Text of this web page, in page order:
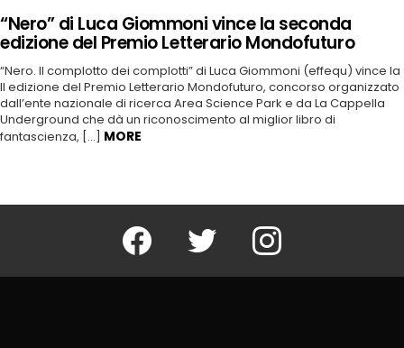
“Nero” di Luca Giommoni vince la seconda
edizione del Premio Letterario Mondofuturo
“Nero. Il complotto dei complotti” di Luca Giommoni (effequ) vince la
II edizione del Premio Letterario Mondofuturo, concorso organizzato
dall’ente nazionale di ricerca Area Science Park e da La Cappella
Underground che dà un riconoscimento al miglior libro di
fantascienza, […] MORE
Facebook Twitter Instagram